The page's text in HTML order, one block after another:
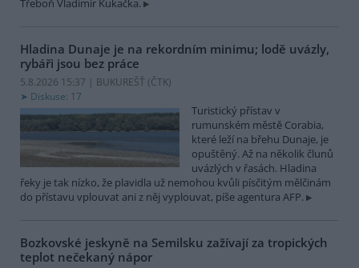
Třeboň Vladimír Kukačka.
Hladina Dunaje je na rekordním minimu; lodě uvázly,
rybáři jsou bez práce
5.8.2026 15:37 | BUKUREŠŤ (ČTK)
Diskuse: 17
Turistický přístav v
rumunském městě Corabia,
které leží na břehu Dunaje, je
opuštěný. Až na několik člunů
uvázlých v řasách. Hladina
řeky je tak nízko, že plavidla už nemohou kvůli písčitým mělčinám
do přístavu vplouvat ani z něj vyplouvat, píše agentura AFP.
Bozkovské jeskyně na Semilsku zažívají za tropických
teplot nečekaný nápor